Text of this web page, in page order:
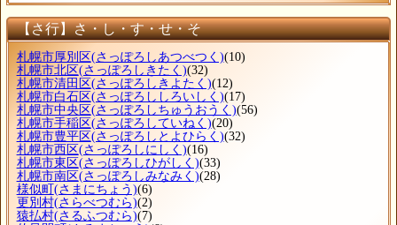
【さ行】さ・し・す・せ・そ
札幌市厚別区(さっぽろしあつべつく)(10)
札幌市北区(さっぽろしきたく)(32)
札幌市清田区(さっぽろしきよたく)(12)
札幌市白石区(さっぽろししろいしく)(17)
札幌市中央区(さっぽろしちゅうおうく)(56)
札幌市手稲区(さっぽろしていねく)(20)
札幌市豊平区(さっぽろしとよひらく)(32)
札幌市西区(さっぽろしにしく)(16)
札幌市東区(さっぽろしひがしく)(33)
札幌市南区(さっぽろしみなみく)(28)
様似町 (さまにちょう)(6)
更別村(さらべつむら)(2)
猿払村(さるふつむら)(7)